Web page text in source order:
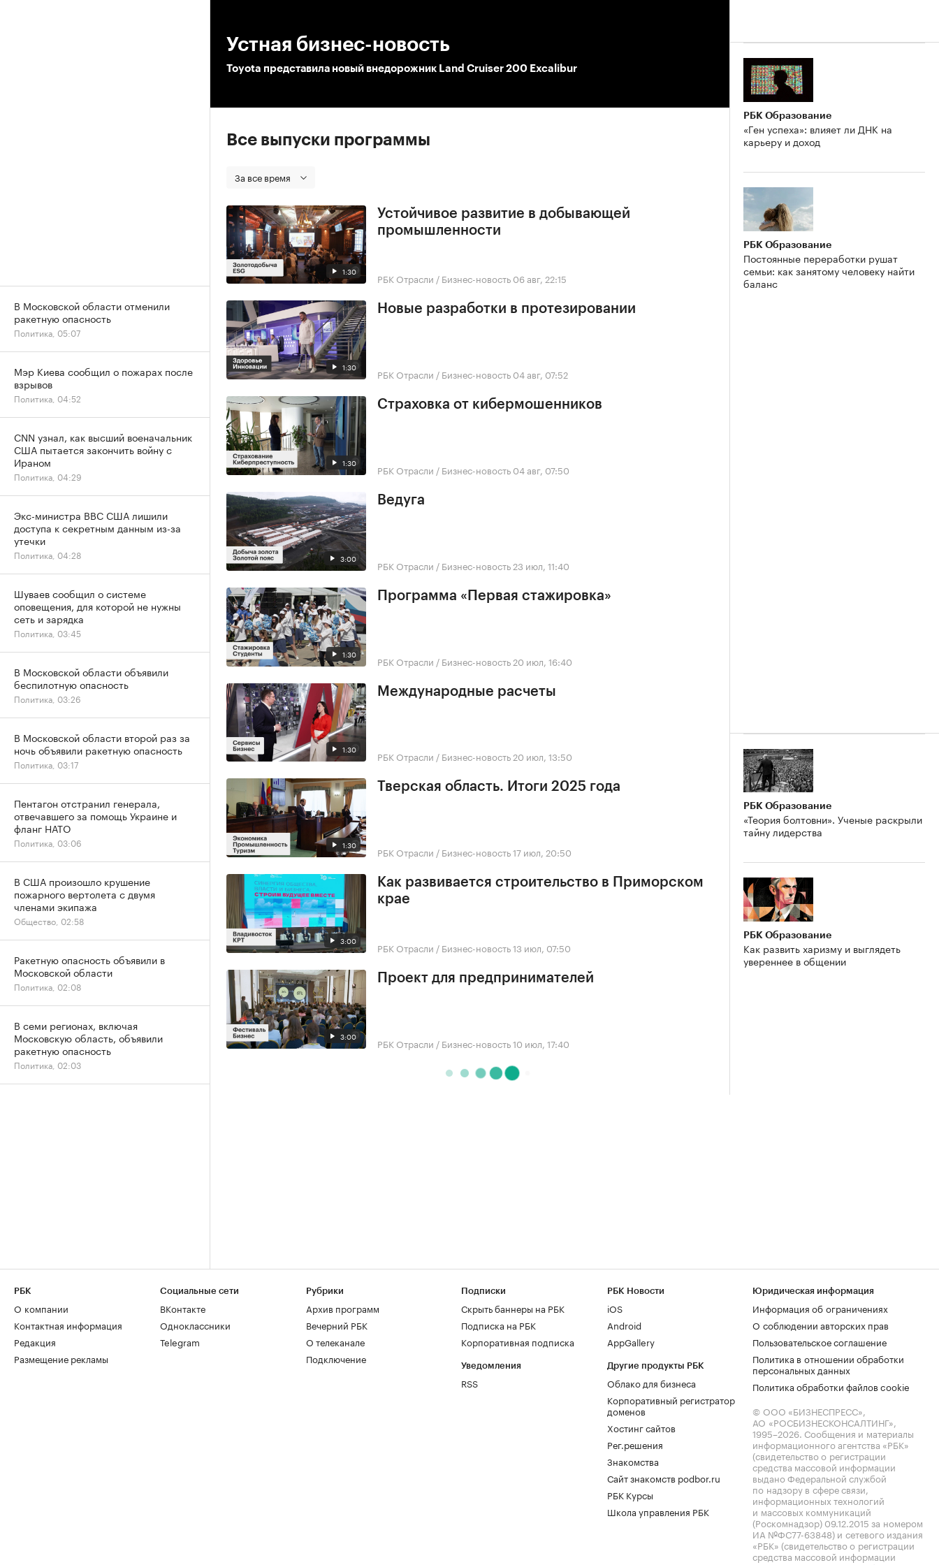
Устная бизнес-новость
Toyota представила новый внедорожник Land Cruiser 200 Excalibur
Все выпуски программы
За все время
1:30
Устойчивое развитие в добывающей
промышленности
РБК Отрасли / Бизнес-новость 06 авг, 22:15
1:30
Новые разработки в протезировании
РБК Отрасли / Бизнес-новость 04 авг, 07:52
1:30
Страховка от кибермошенников
РБК Отрасли / Бизнес-новость 04 авг, 07:50
3:00
Ведуга
РБК Отрасли / Бизнес-новость 23 июл, 11:40
1:30
Программа «Первая стажировка»
РБК Отрасли / Бизнес-новость 20 июл, 16:40
1:30
Международные расчеты
РБК Отрасли / Бизнес-новость 20 июл, 13:50
1:30
Тверская область. Итоги 2025 года
РБК Отрасли / Бизнес-новость17 июл, 20:50
3:00
Как развивается строительство в Приморском
крае
РБК Отрасли / Бизнес-новость13 июл, 07:50
3:00
Проект для предпринимателей
РБК Отрасли / Бизнес-новость10 июл, 17:40
РБК Образование
«Ген успеха»: влияет ли ДНК на
карьеру и доход
РБК Образование
Постоянные переработки рушат
семьи: как занятому человеку найти
баланс
РБК Образование
«Теория болтовни». Ученые раскрыли
тайну лидерства
РБК Образование
Как развить харизму и выглядеть
увереннее в общении
В Московской области отменили
ракетную опасность
Политика, 05:07
Мэр Киева сообщил о пожарах после
взрывов
Политика, 04:52
CNN узнал, как высший военачальник
США пытается закончить войну с
Ираном
Политика, 04:29
Экс-министра ВВС США лишили
доступа к секретным данным из-за
утечки
Политика, 04:28
Шуваев сообщил о системе
оповещения, для которой не нужны
сеть и зарядка
Политика, 03:45
В Московской области объявили
беспилотную опасность
Политика, 03:26
В Московской области второй раз за
ночь объявили ракетную опасность
Политика, 03:17
Пентагон отстранил генерала,
отвечавшего за помощь Украине и
фланг НАТО
Политика, 03:06
В США произошло крушение
пожарного вертолета с двумя
членами экипажа
Общество, 02:58
Ракетную опасность объявили в
Московской области
Политика, 02:08
В семи регионах, включая
Московскую область, объявили
ракетную опасность
Политика, 02:03
РБК
О компании
Контактная информация
Редакция
Размещение рекламы
Социальные сети
ВКонтакте
Одноклассники
Telegram
Рубрики
Архив программ
Вечерний РБК
О телеканале
Подключение
Подписки
Скрыть баннеры на РБК
Подписка на РБК
Корпоративная подписка
Уведомления
RSS
РБК Новости
iOS
Android
AppGallery
Другие продукты РБК
Облако для бизнеса
Корпоративный регистратор
доменов
Хостинг сайтов
Рег.решения
Знакомства
Сайт знакомств podbor.ru
РБК Курсы
Школа управления РБК
Юридическая информация
Информация об ограничениях
О соблюдении авторских прав
Пользовательское соглашение
Политика в отношении обработки
персональных данных
Политика обработки файлов cookie
© ООО «БИЗНЕСПРЕСС»,
АО «РОСБИЗНЕСКОНСАЛТИНГ»,
1995–2026. Сообщения и материалы
информационного агентства «РБК»
(свидетельство о регистрации
средства массовой информации
выдано Федеральной службой
по надзору в сфере связи,
информационных технологий
и массовых коммуникаций
(Роскомнадзор) 09.12.2015 за номером
ИА №ФС77-63848) и сетевого издания
«РБК» (свидетельство о регистрации
средства массовой информации